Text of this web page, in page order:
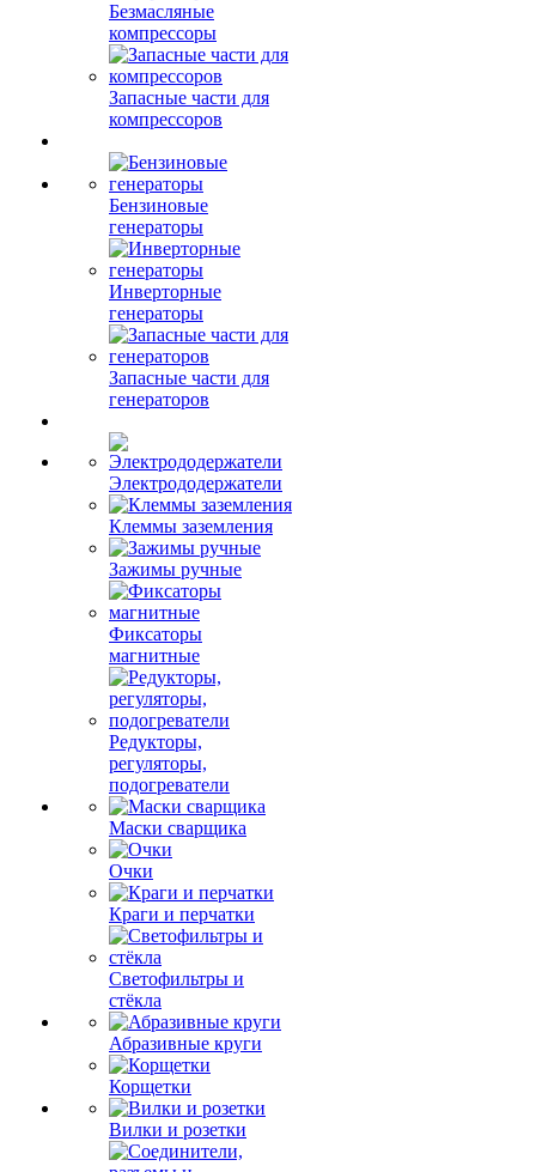
Безмасляные
компрессоры
Запасные части для
компрессоров
Бензиновые
генераторы
Инверторные
генераторы
Запасные части для
генераторов
Электрододержатели
Клеммы заземления
Зажимы ручные
Фиксаторы
магнитные
Редукторы,
регуляторы,
подогреватели
Маски сварщика
Очки
Краги и перчатки
Светофильтры и
стёкла
Абразивные круги
Корщетки
Вилки и розетки